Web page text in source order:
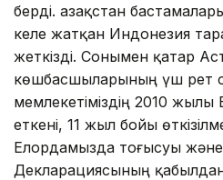
берді. Қазақстан
келе жатқан Индонезия
жеткізді. Сонымен қатар
көшбасшыларының үш рет
мемлекетіміздің 2010 жылы
еткені, 11 жыл бойы
Елордамызда тоғысуы
Декларациясының